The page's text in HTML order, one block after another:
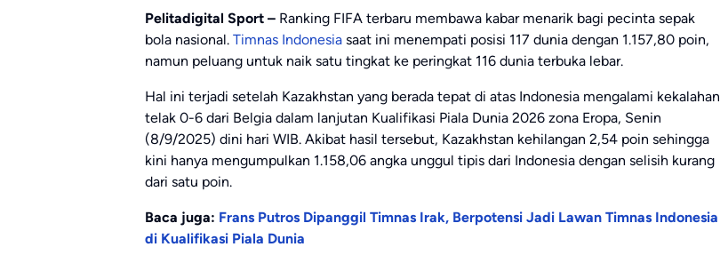
Pelitadigital Sport – Ranking FIFA terbaru membawa kabar menarik bagi pecinta sepak
bola nasional. Timnas Indonesia saat ini menempati posisi 117 dunia dengan 1.157,80 poin,
namun peluang untuk naik satu tingkat ke peringkat 116 dunia terbuka lebar.
Hal ini terjadi setelah Kazakhstan yang berada tepat di atas Indonesia mengalami kekalahan
telak 0-6 dari Belgia dalam lanjutan Kualifikasi Piala Dunia 2026 zona Eropa, Senin
(8/9/2025) dini hari WIB. Akibat hasil tersebut, Kazakhstan kehilangan 2,54 poin sehingga
kini hanya mengumpulkan 1.158,06 angka unggul tipis dari Indonesia dengan selisih kurang
dari satu poin.
Baca juga: Frans Putros Dipanggil Timnas Irak, Berpotensi Jadi Lawan Timnas Indonesia
di Kualifikasi Piala Dunia